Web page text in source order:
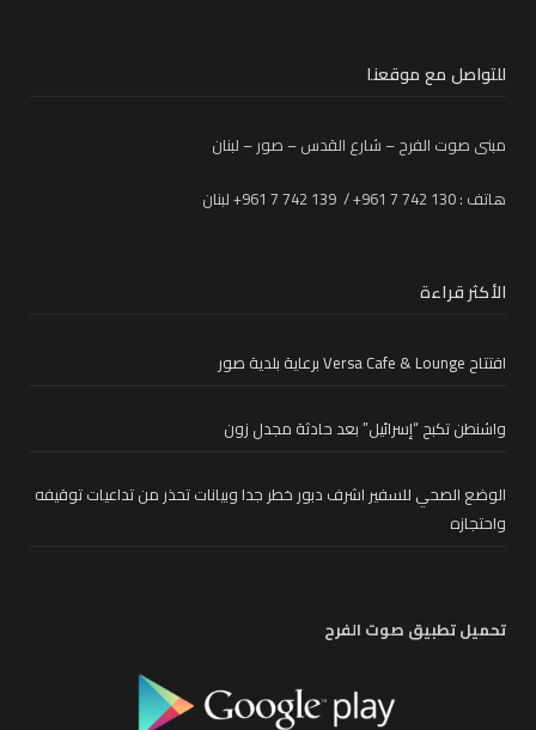
للتواصل مع موقعنا
مبنى صوت الفرح – شارع القدس – صور – لبنان
هاتف : 130 742 7 961+ / 139 742 7 961+ لبنان
الأكثر قراءة
افتتاح Versa Cafe & Lounge برعاية بلدية صور
واشنطن تكبح “إسرائيل” بعد حادثة مجدل زون
الوضع الصحي للسفير اشرف دبور خطر جدا وبيانات تحذر من تداعيات توقيفه
واحتجازه
تحميل تطبيق صوت الفرح